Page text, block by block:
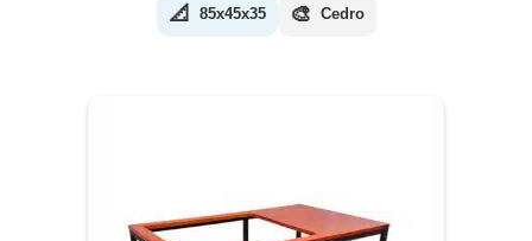
📐 85x45x35 🎨 Cedro